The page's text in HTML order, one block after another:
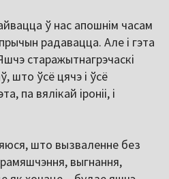
ў нас апошнім часам
радавацца. Але і гэта
старажытнагрэчаскі
што ўсё цячэ і ўсё
па вялікай іроніі, і
што вызваленне без
выгнання,